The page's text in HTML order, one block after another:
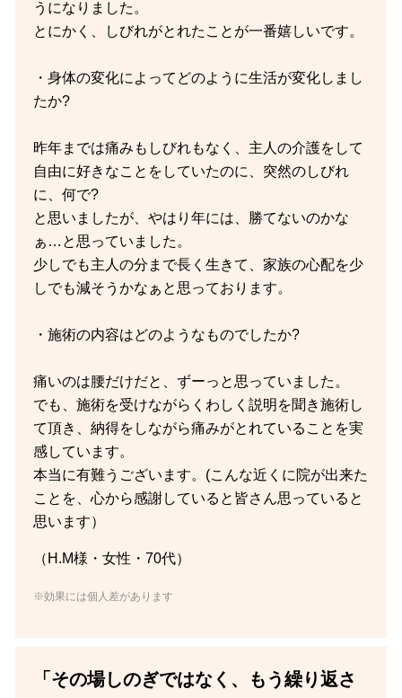
うになりました。
とにかく、しびれがとれたことが一番嬉しいです。
・身体の変化によってどのように生活が変化しまし
たか?
昨年までは痛みもしびれもなく、主人の介護をして
自由に好きなことをしていたのに、突然のしびれ
に、何で?
と思いましたが、やはり年には、勝てないのかな
ぁ…と思っていました。
少しでも主人の分まで長く生きて、家族の心配を少
しでも減そうかなぁと思っております。
・施術の内容はどのようなものでしたか?
痛いのは腰だけだと、ずーっと思っていました。
でも、施術を受けながらくわしく説明を聞き施術し
て頂き、納得をしながら痛みがとれていることを実
感しています。
本当に有難うございます。(こんな近くに院が出来た
ことを、心から感謝していると皆さん思っていると
思います）
（H.M様・女性・70代）
※効果には個人差があります
「その場しのぎではなく、もう繰り返さ